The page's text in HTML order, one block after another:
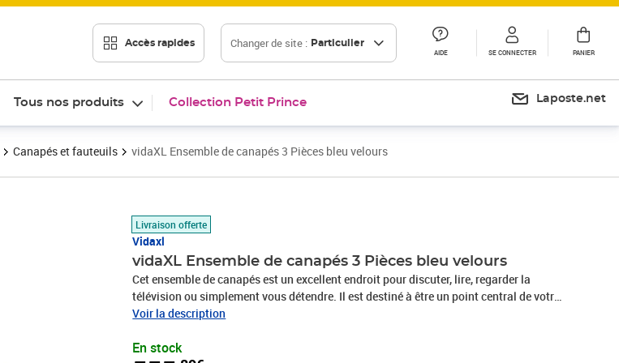
Accès rapides Changer de site : Particulier
AIDE SE CONNECTER PANIER
Tous nos produits Collection Petit Prince Laposte.net
Canapés et fauteuils vidaXL Ensemble de canapés 3 Pièces bleu velours
Livraison offerte
Vidaxl
vidaXL Ensemble de canapés 3 Pièces bleu velours
Cet ensemble de canapés est un excellent endroit pour discuter, lire, regarder la
télévision ou simplement vous détendre. Il est destiné à être un point central de votre
maison. Velours doux : le velours est un tissu doux et confortable, agréable au
canapé assure robustesse et stabilité.Expérience d'assise confortable : le canapé est
Voir la description
En stock
Prix 555,89€